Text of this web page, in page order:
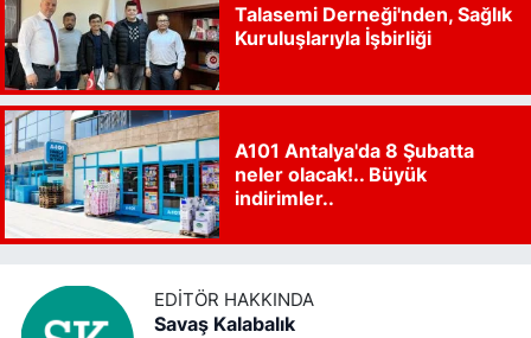
Talasemi Derneği'nden, Sağlık
Kuruluşlarıyla İşbirliği
A101 Antalya'da 8 Şubatta
neler olacak!.. Büyük
indirimler..
EDITÖR HAKKINDA
Savaş Kalabalık